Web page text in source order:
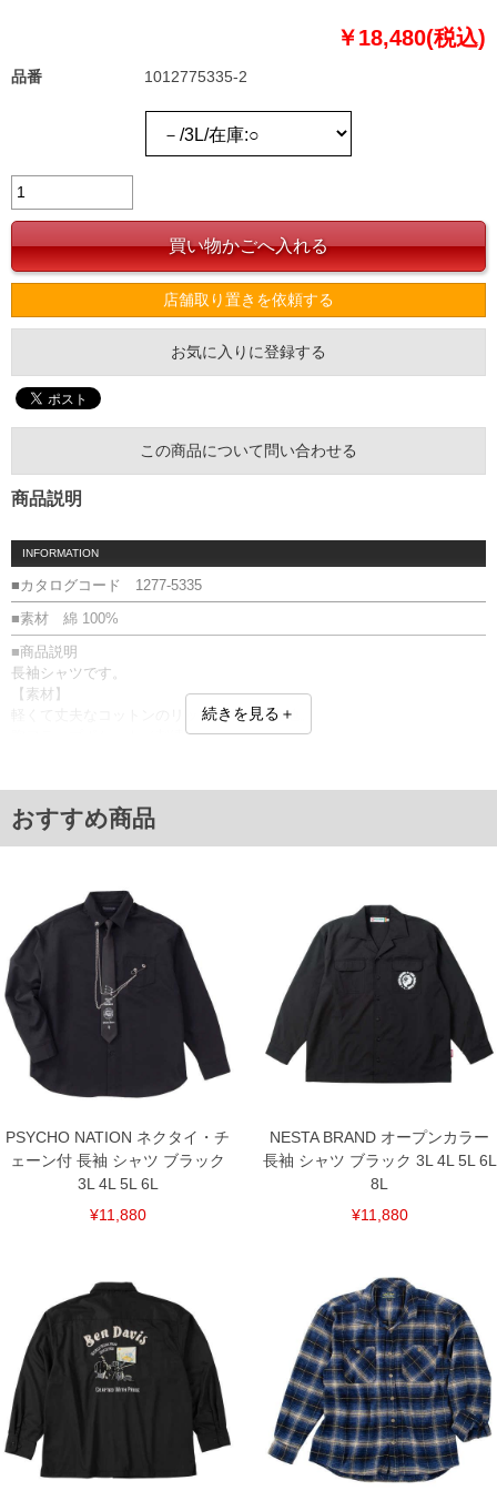
￥18,480(税込)
品番 1012775335-2
店舗取り置きを依頼する
お気に入りに登録する
この商品について問い合わせる
商品説明
INFORMATION
■カタログコード 1277-5335
■素材 綿 100%
■商品説明
長袖シャツです。
【素材】
軽くて丈夫なコットンのリップストップ生地。
サイズ/バスト/総丈/裾周り/肩幅/袖丈
3L/140/80/140/58/63
4L/150/82/150/60/63
8L/190/90/190/68/63
単位はcm
※【返品交換について】
返品交換希望の方は、商品到着後1週間以内にご連絡ください。
下着(肌着)やワイシャツは商品の性質上、返品交換不可とさせて頂いております。予め
ご了承くださいませ。
※【ボトムの裾上げをご希望の場合】
裾上げ料金は500円+税となります。
備考欄に股下●cmとご記入下さい。（裾上げ無料対象商品は1本につき税込6,000円以
上の品が対象。1本5,999円以下の商品は有料（500円+税）となります。）
一部、お直しに対応出来ない商品がございます。(例：裾にファスナーや調節ひもが付
いている、極端なデザインが施されている等)
※商品によって若干のサイズの誤差がございます。また、お客様がご使用の環境（コ
す。そのようなことがない様最大限に努めておりますが、もしあった場合速やかにご
連絡させて頂きますので予めご了承ください。
DETAIL
続きを見る＋
おすすめ商品
PSYCHO NATION ネクタイ・チ
ェーン付 長袖 シャツ ブラック
3L 4L 5L 6L
¥11,880
NESTA BRAND オープンカラー
長袖 シャツ ブラック 3L 4L 5L 6L
8L
¥11,880